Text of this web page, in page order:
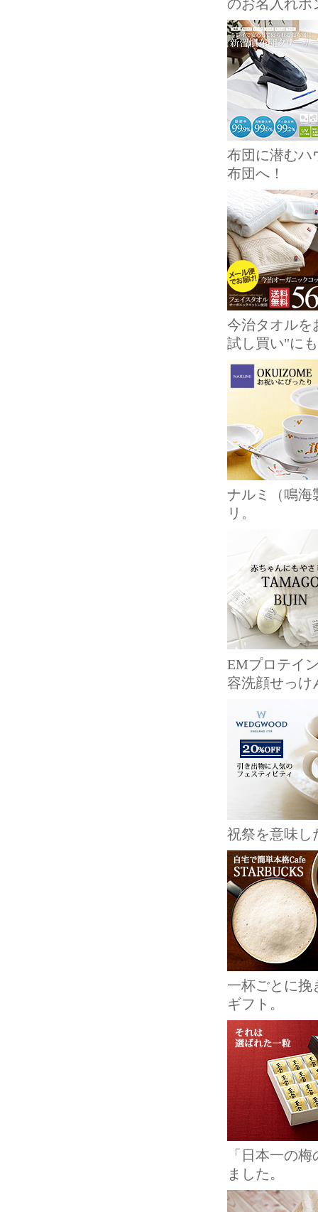
のお名入れポ
布団に潜むハ
布団へ！
今治タオルを
試し買い"に
ナルミ（鳴海
リ。
EMプロテイ
容洗顔せっけ
祝祭を意味し
一杯ごとに挽
ギフト。
「日本一の
ました。